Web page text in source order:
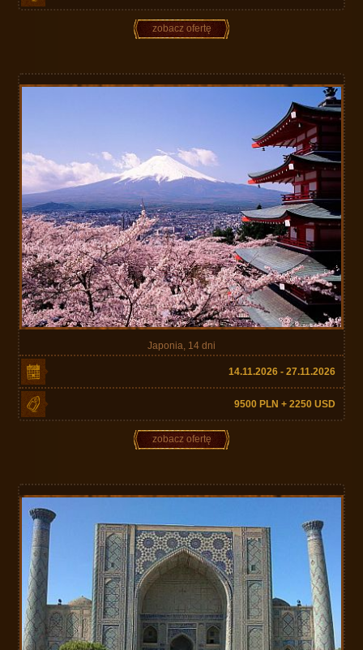
zobacz ofertę
Japonia, 14 dni
14.11.2026 - 27.11.2026
9500 PLN + 2250 USD
zobacz ofertę